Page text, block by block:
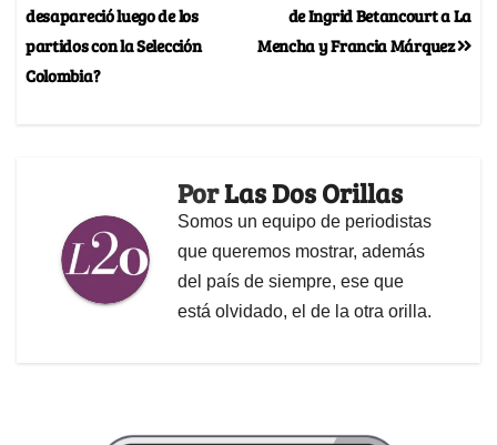
de Ingrid Betancourt a La
Mencha y Francia Márquez
desapareció luego de los
partidos con la Selección
Colombia?
PorLas Dos Orillas
Somos un equipo de periodistas
que queremos mostrar, además
del país de siempre, ese que
está olvidado, el de la otra orilla.